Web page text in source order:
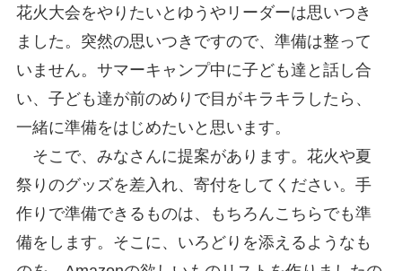
花火大会をやりたいとゆうやリーダーは思いつき
ました。突然の思いつきですので、準備は整って
いません。サマーキャンプ中に子ども達と話し合
い、子ども達が前のめりで目がキラキラしたら、
一緒に準備をはじめたいと思います。
そこで、みなさんに提案があります。花火や夏
祭りのグッズを差入れ、寄付をしてください。手
作りで準備できるものは、もちろんこちらでも準
備をします。そこに、いろどりを添えるようなも